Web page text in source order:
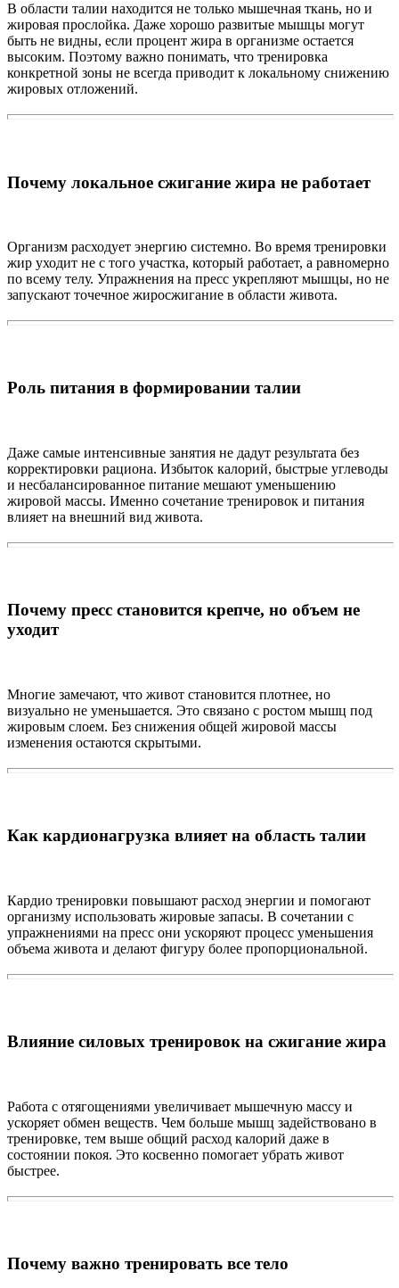
В области талии находится не только мышечная ткань, но и
жировая прослойка. Даже хорошо развитые мышцы могут
быть не видны, если процент жира в организме остается
высоким. Поэтому важно понимать, что тренировка
конкретной зоны не всегда приводит к локальному снижению
жировых отложений.
Почему локальное сжигание жира не работает
Организм расходует энергию системно. Во время тренировки
жир уходит не с того участка, который работает, а равномерно
по всему телу. Упражнения на пресс укрепляют мышцы, но не
запускают точечное жиросжигание в области живота.
Роль питания в формировании талии
Даже самые интенсивные занятия не дадут результата без
корректировки рациона. Избыток калорий, быстрые углеводы
и несбалансированное питание мешают уменьшению
жировой массы. Именно сочетание тренировок и питания
влияет на внешний вид живота.
Почему пресс становится крепче, но объем не
уходит
Многие замечают, что живот становится плотнее, но
визуально не уменьшается. Это связано с ростом мышц под
жировым слоем. Без снижения общей жировой массы
изменения остаются скрытыми.
Как кардионагрузка влияет на область талии
Кардио тренировки повышают расход энергии и помогают
организму использовать жировые запасы. В сочетании с
упражнениями на пресс они ускоряют процесс уменьшения
объема живота и делают фигуру более пропорциональной.
Влияние силовых тренировок на сжигание жира
Работа с отягощениями увеличивает мышечную массу и
ускоряет обмен веществ. Чем больше мышц задействовано в
тренировке, тем выше общий расход калорий даже в
состоянии покоя. Это косвенно помогает убрать живот
быстрее.
Почему важно тренировать все тело